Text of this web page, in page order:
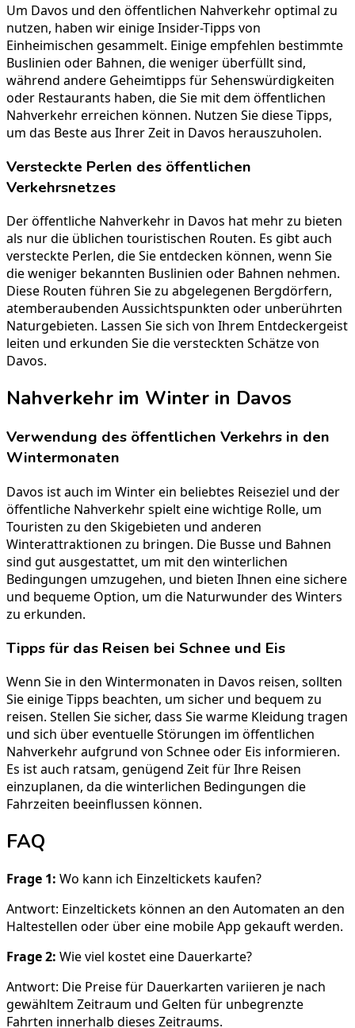
Um Davos und den öffentlichen Nahverkehr optimal zu
nutzen, haben wir einige Insider-Tipps von
Einheimischen gesammelt. Einige empfehlen bestimmte
Buslinien oder Bahnen, die weniger überfüllt sind,
während andere Geheimtipps für Sehenswürdigkeiten
oder Restaurants haben, die Sie mit dem öffentlichen
Nahverkehr erreichen können. Nutzen Sie diese Tipps,
um das Beste aus Ihrer Zeit in Davos herauszuholen.
Versteckte Perlen des öffentlichen
Verkehrsnetzes
Der öffentliche Nahverkehr in Davos hat mehr zu bieten
als nur die üblichen touristischen Routen. Es gibt auch
versteckte Perlen, die Sie entdecken können, wenn Sie
die weniger bekannten Buslinien oder Bahnen nehmen.
Diese Routen führen Sie zu abgelegenen Bergdörfern,
atemberaubenden Aussichtspunkten oder unberührten
Naturgebieten. Lassen Sie sich von Ihrem Entdeckergeist
leiten und erkunden Sie die versteckten Schätze von
Davos.
Nahverkehr im Winter in Davos
Verwendung des öffentlichen Verkehrs in den
Wintermonaten
Davos ist auch im Winter ein beliebtes Reiseziel und der
öffentliche Nahverkehr spielt eine wichtige Rolle, um
Touristen zu den Skigebieten und anderen
Winterattraktionen zu bringen. Die Busse und Bahnen
sind gut ausgestattet, um mit den winterlichen
Bedingungen umzugehen, und bieten Ihnen eine sichere
und bequeme Option, um die Naturwunder des Winters
zu erkunden.
Tipps für das Reisen bei Schnee und Eis
Wenn Sie in den Wintermonaten in Davos reisen, sollten
Sie einige Tipps beachten, um sicher und bequem zu
reisen. Stellen Sie sicher, dass Sie warme Kleidung tragen
und sich über eventuelle Störungen im öffentlichen
Nahverkehr aufgrund von Schnee oder Eis informieren.
Es ist auch ratsam, genügend Zeit für Ihre Reisen
einzuplanen, da die winterlichen Bedingungen die
Fahrzeiten beeinflussen können.
FAQ
Frage 1: Wo kann ich Einzeltickets kaufen?
Antwort: Einzeltickets können an den Automaten an den
Haltestellen oder über eine mobile App gekauft werden.
Frage 2: Wie viel kostet eine Dauerkarte?
Antwort: Die Preise für Dauerkarten variieren je nach
gewähltem Zeitraum und Gelten für unbegrenzte
Fahrten innerhalb dieses Zeitraums.